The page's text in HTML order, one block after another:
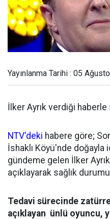
Yayınlanma Tarihi : 05
İlker Ayrık verdiği
NTV'deki habere göre;
İshaklı Köyü'nde
gündeme gelen İlker
açıklayarak sağlık
Tedavi sürecinde
açıklayan ünlü oyuncu,